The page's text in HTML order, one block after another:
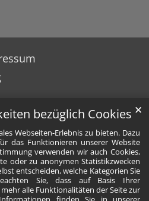
bezüglich Cookies
Webseiten-Erlebnis zu bieten. Dazu
das Funktionieren unserer Website
verwenden wir auch Cookies,
oder zu anonymen Statistikzwecken
entscheiden, welche Kategorien Sie
Sie, dass auf Basis Ihrer
alle Funktionalitäten der Seite zur
✕